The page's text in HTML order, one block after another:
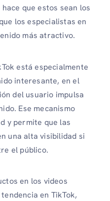
que estos sean los
los especialistas en
más atractivo.
está especialmente
interesante, en el
del usuario impulsa
Ese mecanismo
y permite que las
una alta visibilidad si
el público.
en los videos
en TikTok,